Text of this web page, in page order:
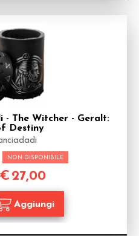
- The Witcher - Geralt:
Destiny
NON DISPONIBILE
€ 27,00